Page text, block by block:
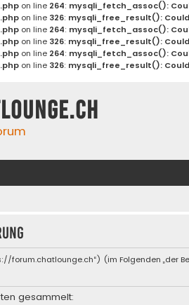
on line 264: mysqli_fetch_assoc():
on line 326: mysqli_free_result():
on line 264: mysqli_fetch_assoc():
on line 326: mysqli_free_result():
on line 264: mysqli_fetch_assoc():
on line 326: mysqli_free_result():
forum.chatlounge.ch“) (im Folgenden
gesammelt: